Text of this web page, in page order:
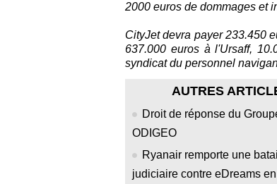
2000 euros de dommages et
CityJet devra payer 233.450
637.000 euros à l'Ursaff,
syndicat du personnel
AUTRES
Droit de réponse du
ODIGEO
Ryanair remporte une
judiciaire contre eDreams